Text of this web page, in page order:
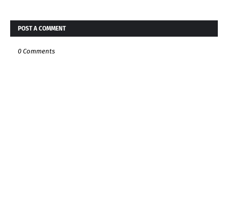
POST A COMMENT
0 Comments